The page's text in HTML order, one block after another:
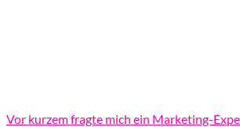
Vor kurzem fragte mich ein Marketing-